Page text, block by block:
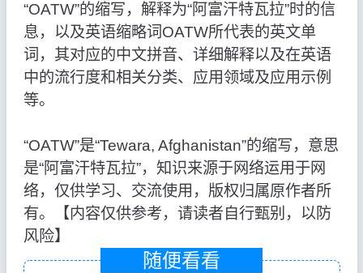
“OATW”的缩写，解释为“阿富汗特瓦拉”时的信
息，以及英语缩略词OATW所代表的英文单
词，其对应的中文拼音、详细解释以及在英语
中的流行度和相关分类、应用领域及应用示例
等。
“OATW”是“Tewara, Afghanistan”的缩写，意思
是“阿富汗特瓦拉”，知识来源于网络运用于网
络，仅供学习、交流使用，版权归属原作者所
有。【内容仅供参考，请读者自行甄别，以防
风险】
随便看看